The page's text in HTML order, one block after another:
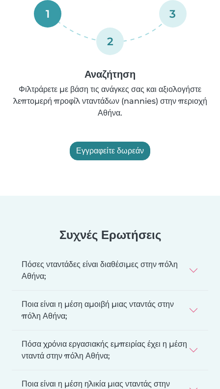
1
2
3
Αναζήτηση
Φιλτράρετε με βάση τις ανάγκες σας και αξιολογήστε
λεπτομερή προφίλ νταντάδων (nannies) στην περιοχή
Αθήνα.
Εγγραφείτε δωρεάν
Συχνές Ερωτήσεις
Πόσες νταντάδες είναι διαθέσιμες στην πόλη
Αθήνα;
Ποια είναι η μέση αμοιβή μιας νταντάς στην
πόλη Αθήνα;
Πόσα χρόνια εργασιακής εμπειρίας έχει η μέση
νταντά στην πόλη Αθήνα;
Ποια είναι η μέση ηλικία μιας νταντάς στην